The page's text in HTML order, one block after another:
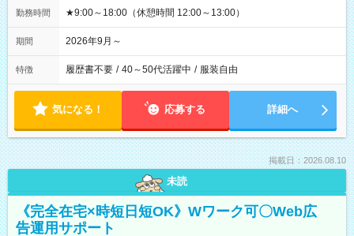
勤務時間 ★9:00～18:00（休憩時間 12:00～13:00）
期間 2026年9月～
特徴 履歴書不要 / 40～50代活躍中 / 服装自由
気になる！ 応募する 詳細へ
掲載日：2026.08.10
未読
《完全在宅×時短日短OK》Wワーク可〇Web広
告運用サポート